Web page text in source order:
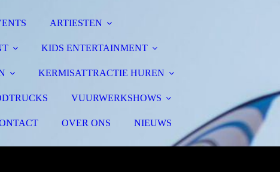
ARTIESTEN
KIDS ENTERTAINMENT
KERMISATTRACTIE HUREN
VUURWERKSHOWS
OVER ONS NIEUWS